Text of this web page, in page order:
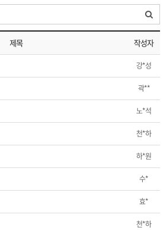
]설 연휴 배송 및 휴무 안내
제목 작성자
강*성
곽**
노*석
천*하
하*원
수*
효*
천*하